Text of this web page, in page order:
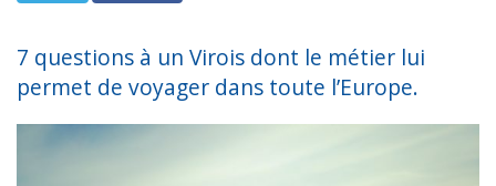
7 questions à un Virois dont le métier lui
permet de voyager dans toute l’Europe.